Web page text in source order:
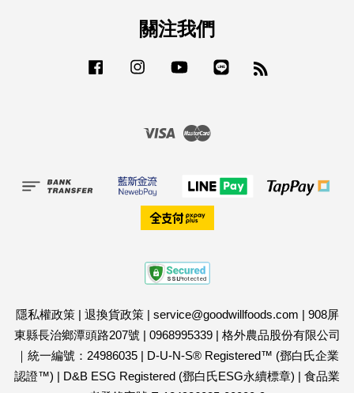
關注我們
Facebook Instagram YouTube
Visa
隱私權政策| 退換貨政策| service@goodwillfoods.com | 908屏
東縣長治鄉潭頭路207號 | 0968995339| 格外農品股份有限公司
｜統一編號：24986035| D-U-N-S® Registered™ (鄧白氏企業
認證™) | D&B ESG Registered (鄧白氏ESG永續標章) | 食品業